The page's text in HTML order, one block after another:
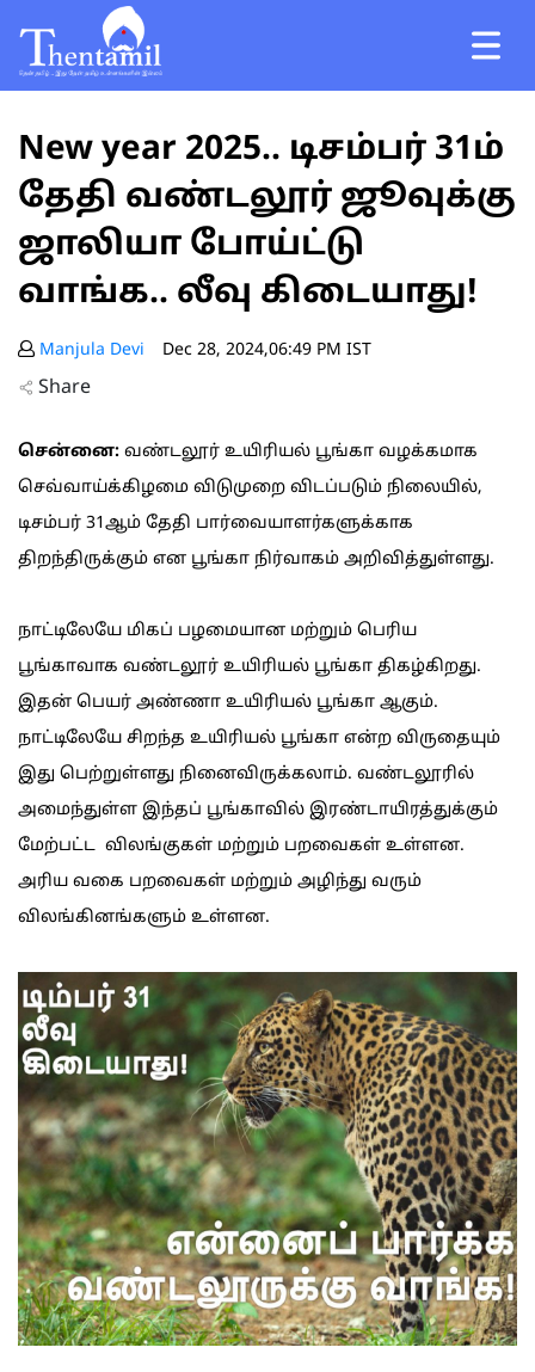
New year 2025.. டிசம்பர் 31ம்
தேதி வண்டலூர் ஜூவுக்கு
ஜாலியா போய்ட்டு
வாங்க.. லீவு கிடையாது!
Manjula Devi Dec 28, 2024,06:49 PM IST
Share
சென்னை: வண்டலூர் உயிரியல் பூங்கா வழக்கமாக
செவ்வாய்க்கிழமை விடுமுறை விடப்படும் நிலையில்,
டிசம்பர் 31ஆம் தேதி பார்வையாளர்களுக்காக
திறந்திருக்கும் என பூங்கா நிர்வாகம் அறிவித்துள்ளது.
நாட்டிலேயே மிகப் பழமையான மற்றும் பெரிய
பூங்காவாக வண்டலூர் உயிரியல் பூங்கா திகழ்கிறது.
இதன் பெயர் அண்ணா உயிரியல் பூங்கா ஆகும்.
நாட்டிலேயே சிறந்த உயிரியல் பூங்கா என்ற விருதையும்
இது பெற்றுள்ளது நினைவிருக்கலாம். வண்டலூரில்
அமைந்துள்ள இந்தப் பூங்காவில் இரண்டாயிரத்துக்கும்
மேற்பட்ட விலங்குகள் மற்றும் பறவைகள் உள்ளன.
அரிய வகை பறவைகள் மற்றும் அழிந்து வரும்
விலங்கினங்களும் உள்ளன.